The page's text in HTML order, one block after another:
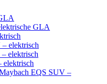
GLA
elektrisch
elektrisch
elektrisch
EQS SUV –